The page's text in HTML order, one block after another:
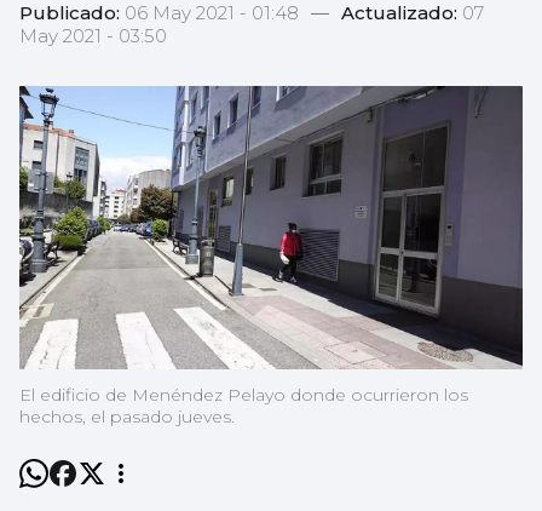
Publicado: 06 May 2021 - 01:48 — Actualizado: 07
May 2021 - 03:50
El edificio de Menéndez Pelayo donde ocurrieron los
hechos, el pasado jueves.